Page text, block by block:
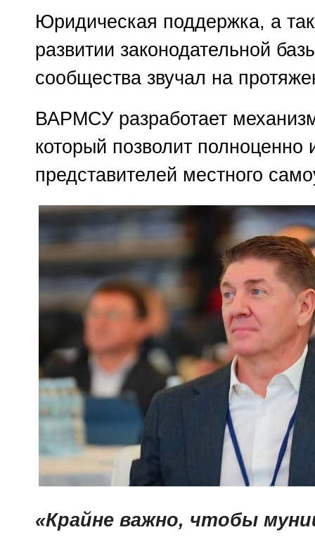
Юридическая поддержка, а
развитии законодательной
сообщества звучал на
ВАРМСУ разработает
который позволит полноценно
представителей местного
«Крайне важно, чтобы